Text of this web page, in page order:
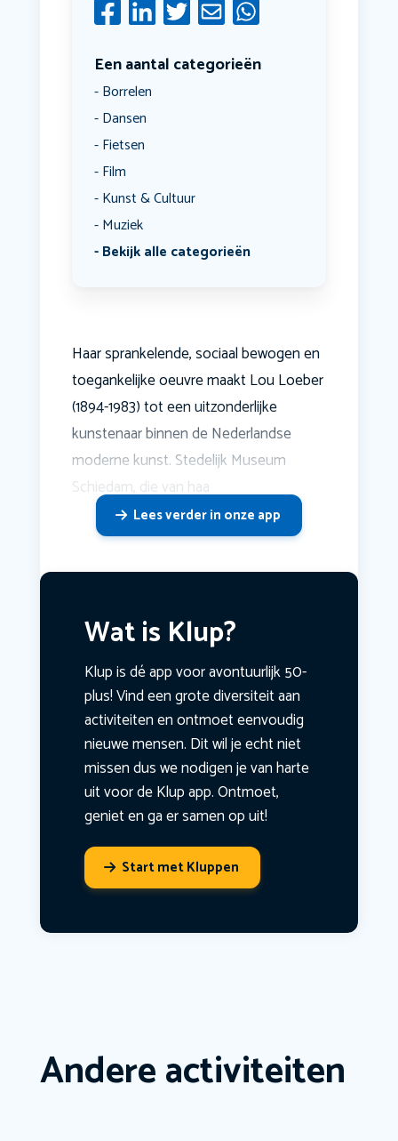
Een aantal categorieën
Borrelen
Dansen
Fietsen
Film
Kunst & Cultuur
Muziek
Bekijk alle categorieën
Haar sprankelende, sociaal bewogen en
toegankelijke oeuvre maakt Lou Loeber
(1894-1983) tot een uitzonderlijke
kunstenaar binnen de Nederlandse
moderne kunst. Stedelijk Museum
Schiedam, die van haa
Lees verder in onze app
Wat is Klup?
Klup is dé app voor avontuurlijk 50-
plus! Vind een grote diversiteit aan
activiteiten en ontmoet eenvoudig
nieuwe mensen. Dit wil je echt niet
missen dus we nodigen je van harte
uit voor de Klup app. Ontmoet,
geniet en ga er samen op uit!
Start met Kluppen
Andere activiteiten